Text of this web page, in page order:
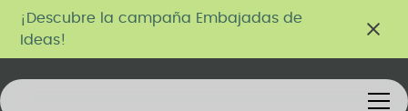
¡Descubre la campaña Embajadas de
Ideas!